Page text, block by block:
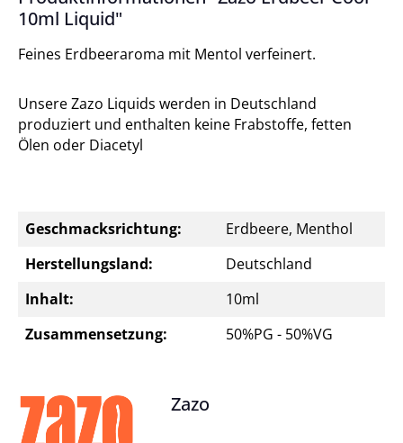
10ml Liquid"
Feines Erdbeeraroma mit Mentol verfeinert.
Unsere Zazo Liquids werden in Deutschland
produziert und enthalten keine Frabstoffe, fetten
Ölen oder Diacetyl
Geschmacksrichtung:
Erdbeere, Menthol
Herstellungsland:
Deutschland
Inhalt:
10ml
Zusammensetzung:
50%PG - 50%VG
Zazo